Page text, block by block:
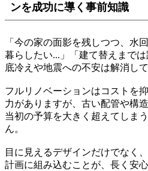
ンを成功に導く事前知識
「今の家の面影を残しつつ、水
暮らしたい...」「建て替えまで
底冷えや地震への不安は解消して
フルリノベーションはコストを
力がありますが、古い配管や構
当初の予算を大きく超えてしま
ん。
目に見えるデザインだけでなく
計画に組み込むことが、長く安